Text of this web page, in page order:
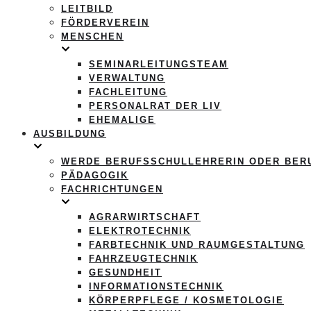
LEITBILD
FÖRDERVEREIN
MENSCHEN
SEMINARLEITUNGSTEAM
VERWALTUNG
FACHLEITUNG
PERSONALRAT DER LIV
EHEMALIGE
AUSBILDUNG
WERDE BERUFSSCHULLEHRERIN ODER
PÄDAGOGIK
FACHRICHTUNGEN
AGRARWIRTSCHAFT
ELEKTROTECHNIK
FARBTECHNIK UND RAUMGESTALTUNG
FAHRZEUGTECHNIK
GESUNDHEIT
INFORMATIONSTECHNIK
KÖRPERPFLEGE / KOSMETOLOGIE